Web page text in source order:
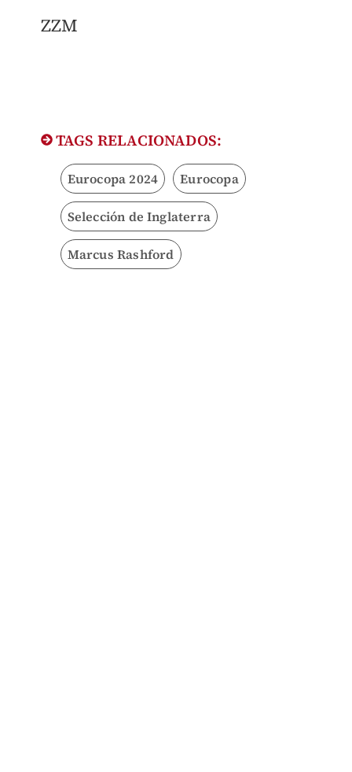
ZZM
TAGS RELACIONADOS:
Eurocopa 2024 Eurocopa
Selección de Inglaterra
Marcus Rashford